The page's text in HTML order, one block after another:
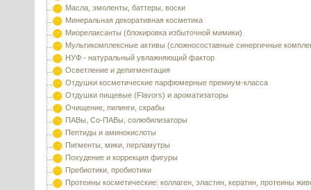
Масла, эмоленты, баттеры, воски
Минеральная декоративная косметика
Миорелаксанты (блокировка избыточной мимики)
Мультикомплексные активы (сложносоставные синергичные
НУФ - натуральный увлажняющий фактор
Осветление и депигментация
Отдушки косметические парфюмерные премиум-класса
Отдушки пищевые (Flavors) и ароматизаторы
Очищение, пилинги, скрабы
ПАВы, Со-ПАВы, солюбилизаторы
Пептиды и аминокислоты
Пигменты, мики, перламутры
Похудение и коррекция фигуры
Пребиотики, пробиотики
Протеины косметические: коллаген, эластин, кератин, протеины